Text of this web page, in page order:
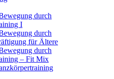
durch
I
durch
für Ältere
durch
– Fit Mix